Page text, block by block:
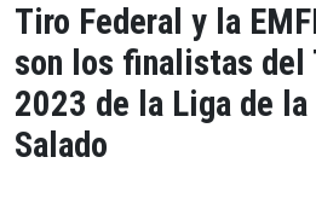
Tiro Federal y la
son los finalistas del
2023 de la Liga de la
Salado